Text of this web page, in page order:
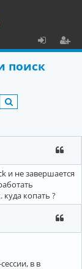
и
поиск
и не завершается
копать ?
в в